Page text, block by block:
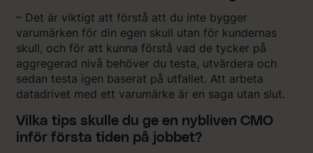
– Det är viktigt att förstå att du inte bygger
varumärken för din egen skull utan för kundernas
skull, och för att kunna förstå vad de tycker på
aggregerad nivå behöver du testa, utvärdera och
sedan testa igen baserat på utfallet. Att arbeta
datadrivet med ett varumärke är en saga utan slut.
Vilka tips skulle du ge en nybliven CMO
inför första tiden på jobbet?